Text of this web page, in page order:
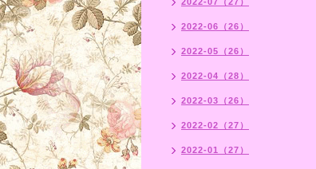
2022-06（26）
2022-05（26）
2022-04（28）
2022-03（26）
2022-02（27）
2022-01（27）